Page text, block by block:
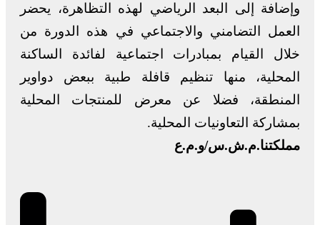
وإضافة إلى البعد الرياضي لهذه التظاهرة، يحضر
العمل التضامني والاجتماعي في هذه الدورة من
خلال القيام بمبادرات اجتماعية لفائدة الساكنة
المحلية، منها تنظيم قافلة طبية ببعض دواوير
المنطقة، فضلا عن معرض للمنتجات المحلية
بمشاركة التعاونيات المحلية.
مملكتنا.م.ش.س/و.م.ع